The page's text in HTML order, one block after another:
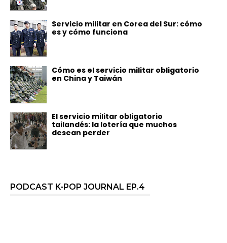
Servicio militar en Corea del Sur: cómo
es y cómo funciona
Cómo es el servicio militar obligatorio
en China y Taiwán
El servicio militar obligatorio
tailandés: la lotería que muchos
desean perder
PODCAST K-POP JOURNAL EP.4